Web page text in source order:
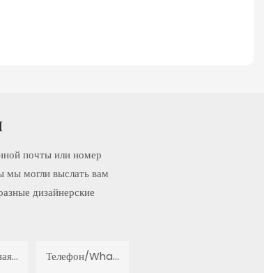
почты или номер
мы могли выслать вам
дизайнерские
Телефон/WhatsApp